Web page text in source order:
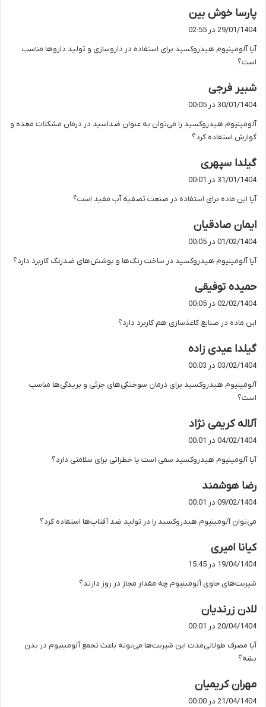
پارسا خوش بین
:
29/01/1404 در 02:55
آیا آلومینیوم هیدروکسید برای استفاده در داروسازی و تولید داروها مناسب
است؟
شبیر فرجی
ف
:
30/01/1404 در 00:05
آلومینیوم هیدروکسید را می‌توان به عنوان ضداسید در درمان مشکلات معده و
گوارش استفاده کرد؟
گیلدا سپهری
ف
:
31/01/1404 در 00:01
آیا این ماده برای استفاده در صنعت تصفیه آب مفید است؟
ایمان صادقیان
ف
:
01/02/1404 در 00:05
آیا آلومینیوم هیدروکسید در ساخت رنگ‌ها و پوشش‌های ضدزنگ کاربرد دارد؟
حمیده توفیقی
ف
:
02/02/1404 در 00:05
این ماده در صنایع کاغذسازی هم کاربرد دارد؟
گیلدا عیدی زاده
:
03/02/1404 در 00:03
آلومینیوم هیدروکسید برای درمان سوختگی‌های جزئی و بریدگی‌ها مناسب
است؟
آلاله کریمی نژاد
:
04/02/1404 در 00:01
آیا آلومینیوم هیدروکسید سمی است یا خطراتی برای سلامتی دارد؟
رضا هوشمند
ف
:
09/02/1404 در 00:01
می‌توان آلومینیوم هیدروکسید را در تولید ضد آفتاب‌ها استفاده کرد؟
کیانا امیری
:
19/04/1404 در 15:45
شیربت‌های حاوی آلومینیوم چه مقدار مجاز در روز دارند؟
لادن زرندیان
ف
:
20/04/1404 در 00:01
آیا مصرف طولانی‌مدت این شیربت‌ها می‌تونه باعث تجمع آلومینیوم در بدن
بشه؟
مهران کریمیان
ف
21/04/1404 در 00:00